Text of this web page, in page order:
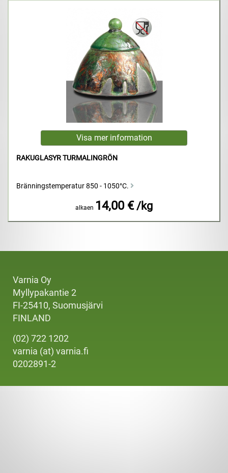
RAKUGLASYR TURMALINGRÖN
Bränningstemperatur 850 - 1050°C.
alkaen 14,00 € /kg
Varnia Oy
Myllypakantie 2
FI-25410, Suomusjärvi
FINLAND
(02) 722 1202
varnia (at) varnia.fi
0202891-2